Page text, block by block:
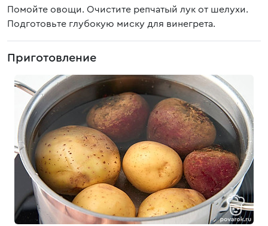
Помойте овощи. Очистите репчатый лук от шелухи.
Подготовьте глубокую миску для винегрета.
Приготовление